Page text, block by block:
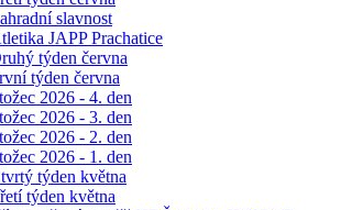
slavnost
JAPP Prachatice
týden června
týden června
2026 - 4. den
2026 - 3. den
2026 - 2. den
2026 - 1. den
týden května
týden května